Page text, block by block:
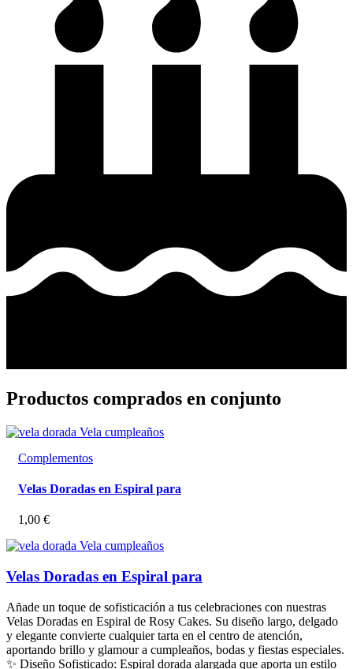
Productos comprados en conjunto
Complementos
Velas Doradas en Espiral para
1,00 €
Velas Doradas en Espiral para
Añade un toque de sofisticación a tus celebraciones con nuestras
Velas Doradas en Espiral de Rosy Cakes. Su diseño largo, delgado
y elegante convierte cualquier tarta en el centro de atención,
aportando brillo y glamour a cumpleaños, bodas y fiestas especiales.
✨ Diseño Sofisticado: Espiral dorada alargada que aporta un estilo